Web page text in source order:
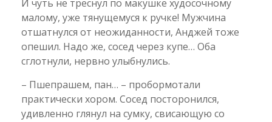
И чуть не треснул по макушке худосочному
малому, уже тянущемуся к ручке! Мужчина
отшатнулся от неожиданности, Анджей тоже
опешил. Надо же, сосед через купе… Оба
сглотнули, нервно улыбнулись.
– Пшепрашем, пан… – пробормотали
практически хором. Сосед посторонился,
удивленно глянул на сумку, свисающую со